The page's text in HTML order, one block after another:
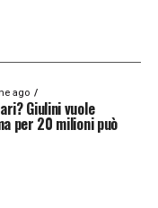
TOP NEWS
ago
Giulini vuole
per 20 milioni può